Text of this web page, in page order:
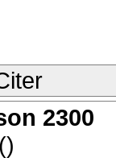
2300
()